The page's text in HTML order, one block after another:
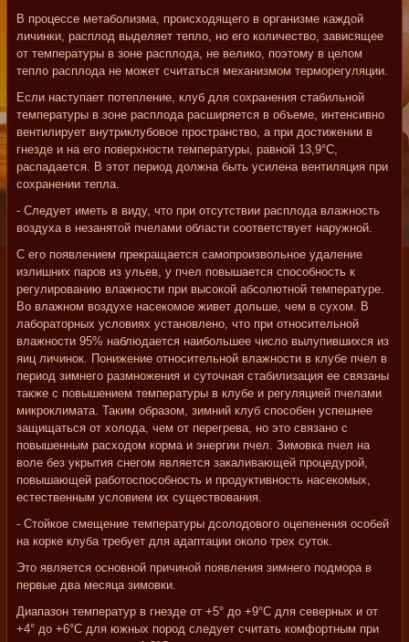
В процессе метаболизма, происходящего в организме каждой
личинки, расплод выделяет тепло, но его количество, зависящее
от температуры в зоне расплода, не велико, поэтому в целом
тепло расплода не может считаться механизмом терморегуляции.
Если наступает потепление, клуб для сохранения стабильной
температуры в зоне расплода расширяется в объеме, интенсивно
вентилирует внутриклубовое пространство, а при достижении в
гнезде и на его поверхности температуры, равной 13,9°С,
распадается. В этот период должна быть усилена вентиляция при
сохранении тепла.
- Следует иметь в виду, что при отсутствии расплода влажность
воздуха в незанятой пчелами области соответствует наружной.
С его появлением прекращается самопроизвольное удаление
излишних паров из ульев, у пчел повышается способность к
регулированию влажности при высокой абсолютной температуре.
Во влажном воздухе насекомое живет дольше, чем в сухом. В
лабораторных условиях установлено, что при относительной
влажности 95% наблюдается наибольшее число вылупившихся из
яиц личинок. Понижение относительной влажности в клубе пчел в
период зимнего размножения и суточная стабилизация ее связаны
также с повышением температуры в клубе и регуляцией пчелами
микроклимата. Таким образом, зимний клуб способен успешнее
защищаться от холода, чем от перегрева, но это связано с
повышенным расходом корма и энергии пчел. Зимовка пчел на
воле без укрытия снегом является закаливающей процедурой,
повышающей работоспособность и продуктивность насекомых,
естественным условием их существования.
- Стойкое смещение температуры дсолодового оцепенения особей
на корке клуба требует для адаптации около трех суток.
Это является основной причиной появления зимнего подмора в
первые два месяца зимовки.
Диапазон температур в гнезде от +5° до +9°С для северных и от
+4° до +6°С для южных пород следует считать комфортным при